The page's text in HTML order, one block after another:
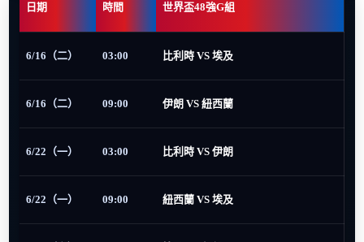
日期 時間 世界盃48強G組
6/16（二） 03:00 比利時 VS 埃及
6/16（二） 09:00 伊朗 VS 紐西蘭
6/22（一） 03:00 比利時 VS 伊朗
6/22（一） 09:00 紐西蘭 VS 埃及